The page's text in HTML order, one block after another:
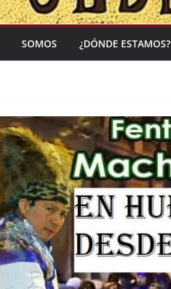
SOMOS ¿DÓNDE ESTAMOS?